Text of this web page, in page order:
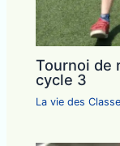
Tournoi de
cycle 3
La vie des